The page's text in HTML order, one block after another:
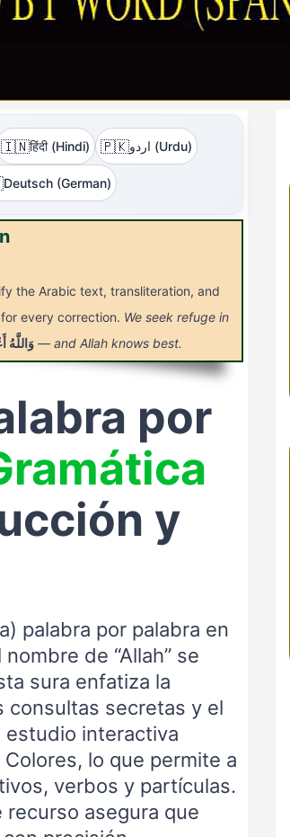
🇮🇳हिंदी (Hindi) 🇵🇰 اردو (Urdu)
Deutsch (German)
the Arabic text, transliteration, and
every correction. We seek refuge in
وَاللَّهُ — and Allah knows best.
por
y
palabra por palabra en
de “Allah” se
sura enfatiza la
consultas secretas y el
estudio interactiva
lo que permite a
verbos y partículas.
asegura que